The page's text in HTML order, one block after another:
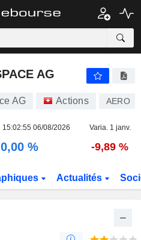
AG
AG Actions AERO
15:02:55 06/08/2026 Varia. 1 janv.
0,00 % -9,89 %
Actualités